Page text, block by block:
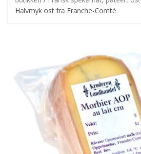
Halvmyk ost fra Franche-Comté